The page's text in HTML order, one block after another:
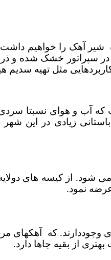
شیر آهک را خواهیم
سپراتور خشک شده و
مثل تهیه سدیم
آب و هوای نسبتا
است. مکان های باستانی
که آهکهای
از بقیه جاها دارد.